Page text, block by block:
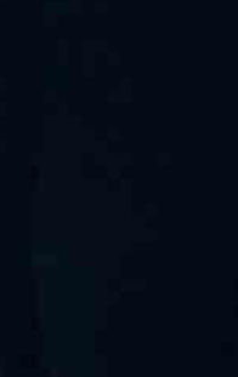
ASMENIMS SU
CHA-CHA”
STUDIJA